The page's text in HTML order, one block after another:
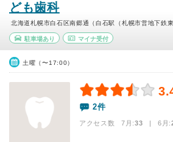
ども歯科
北海道札幌市白石区南郷通（白石駅（札幌市営地下鉄東
駐車場あり マイナ受付
土曜（〜17:00）
2件
アクセス数 7月:33 | 6月: